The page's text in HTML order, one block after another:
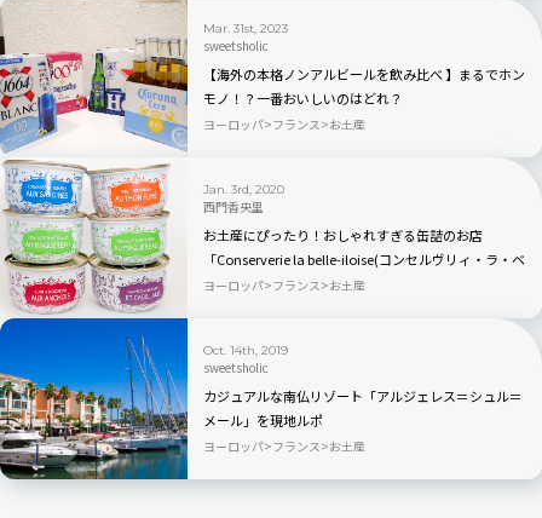
Mar. 31st, 2023
sweetsholic
【海外の本格ノンアルビールを飲み比べ 】まるでホン
モノ！？一番おいしいのはどれ？
ヨーロッパ フランス お土産
Jan. 3rd, 2020
西門香央里
お土産にぴったり！おしゃれすぎる缶詰のお店
「Conserverie la belle-iloise(コンセルヴリィ・ラ・ベ
ル・イロワーズ)」を現地ルポ【フランス・パリ】
ヨーロッパ フランス お土産
Oct. 14th, 2019
sweetsholic
カジュアルな南仏リゾート「アルジェレス＝シュル＝
メール」を現地ルポ
ヨーロッパ フランス お土産